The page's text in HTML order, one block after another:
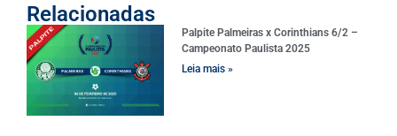
Relacionadas
Palpite Palmeiras x Corinthians 6/2 –
Campeonato Paulista 2025
Leia mais »